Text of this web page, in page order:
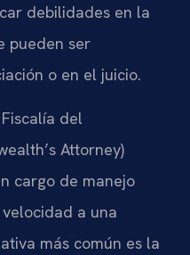
debilidades en la
pueden ser
o en el juicio.
del
Attorney)
cargo de manejo
a una
más común es la